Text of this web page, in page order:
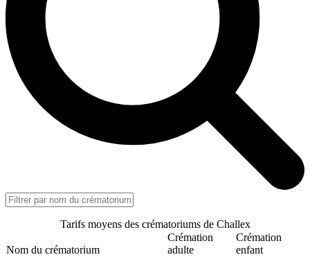
Tarifs moyens des crématoriums de Challex
Nom du crématorium
Crémation
adulte
Crémation
enfant